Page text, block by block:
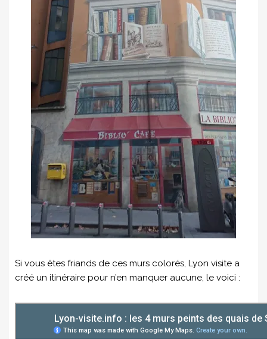
Si vous êtes friands de ces murs colorés, Lyon visite a
créé un itinéraire pour n’en manquer aucune, le voici :